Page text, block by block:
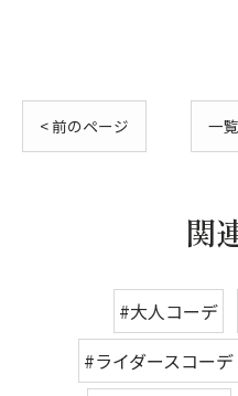
< 前のページ 一
関
#大人コーデ
#ライダースコーデ